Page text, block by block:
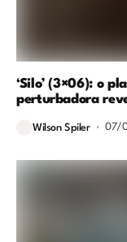
‘Silo’ (3×06): o
perturbadora
Wilson Spiler 07/